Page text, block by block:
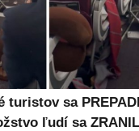
turistov sa
ľudí sa